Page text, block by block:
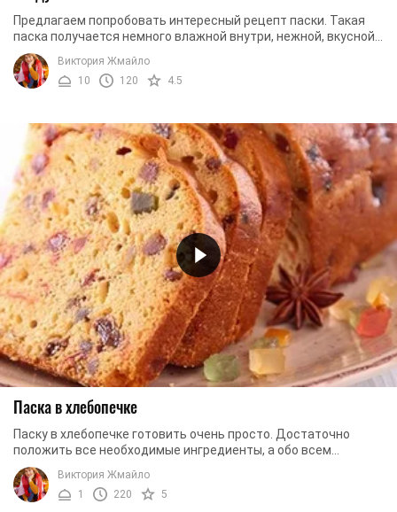
Предлагаем попробовать интересный рецепт паски. Такая
паска получается немного влажной внутри, нежной, вкусной
и ароматной. Приготовленная по нашему ...
Виктория Жмайло
10
120 4.5
Паска в хлебопечке
Паску в хлебопечке готовить очень просто. Достаточно
положить все необходимые ингредиенты, а обо всем
остальном позаботится техника. В результате вы ...
Виктория Жмайло
1
220 5